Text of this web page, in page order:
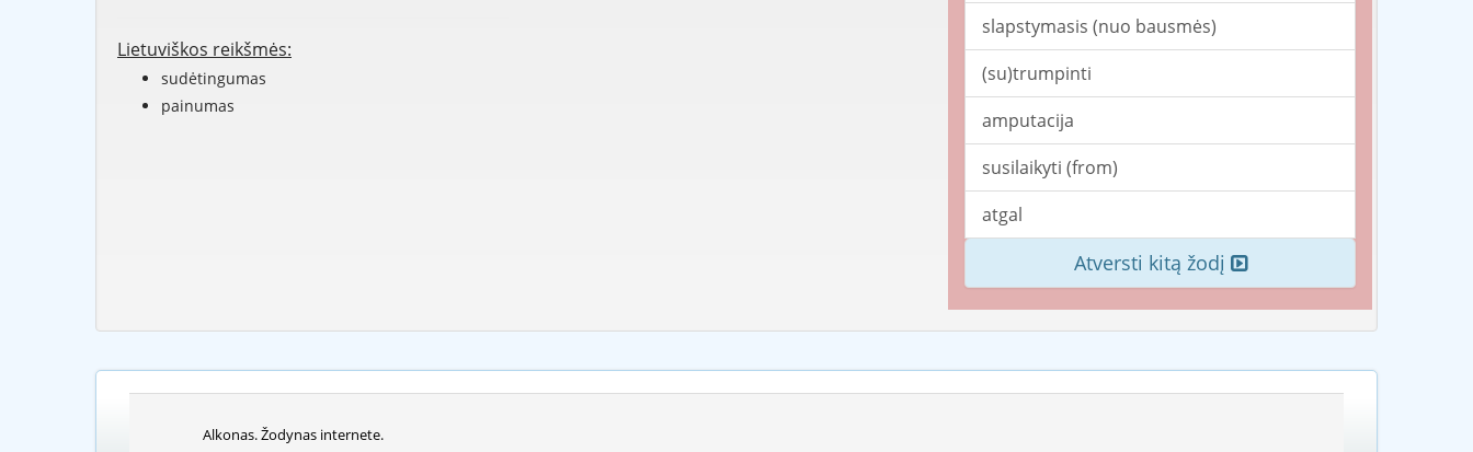
Lietuviškos reikšmės:
sudėtingumas
painumas
slapstymasis (nuo bausmės)
(su)trumpinti
amputacija
susilaikyti (from)
atgal
Atversti kitą žodį
Alkonas. Žodynas internete.